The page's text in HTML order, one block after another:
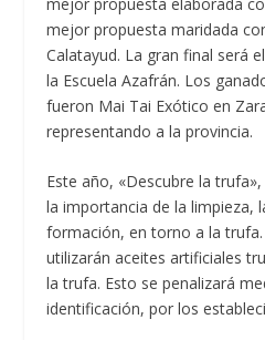
mejor propuesta maridada
Calatayud. La gran final será
la Escuela Azafrán. Los
fueron Mai Tai Exótico en
representando a la provincia.
Este año, «Descubre la
la importancia de la limpieza,
formación, en torno a la
utilizarán aceites artificiales
la trufa. Esto se penalizará
identificación, por los